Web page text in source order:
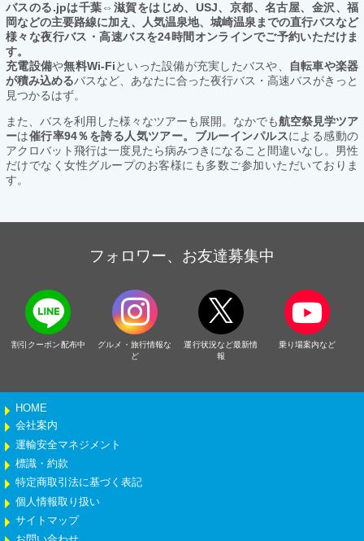
バスのる.jpは千葉⇔滋賀をはじめ、USJ、京都、名古屋、金沢、福
岡などの主要路線に加え、人気温泉地、城崎温泉までの直行バスなど
様々な夜行バス・高速バスを24時間オンラインでご予約いただけま
す。
充電設備や無料Wi-Fiといった設備が充実したバスや、
自転車や楽器
が積み込めるバスなど、あなたに合った夜行バス・高速バスがきっと
見つかるはず。
また、バスを利用した様々なツアーも展開。なかでも航空祭見学ツア
ーは催行率94％を誇る人気ツアー。ブルーインパルスによる感動の
アクロバット飛行は一度見たら病みつきになること間違いなし。男性
だけでなく女性グループのお客様にも多数ご参加いただいておりま
す。
フォロワー、お友達募集中
割引クーポン配布中
グルメ・旅行情報な
ど
運行状況など最新情
報
乗り場案内など
HOME
会社案内
運輸安全マネジメント
標識・約款
特定商取引法に基づく表記
個人情報取り扱い
サイトマップ